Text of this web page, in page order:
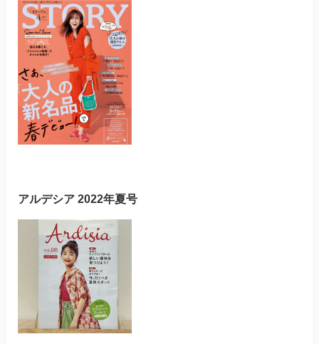
アルデシア 2022年夏号